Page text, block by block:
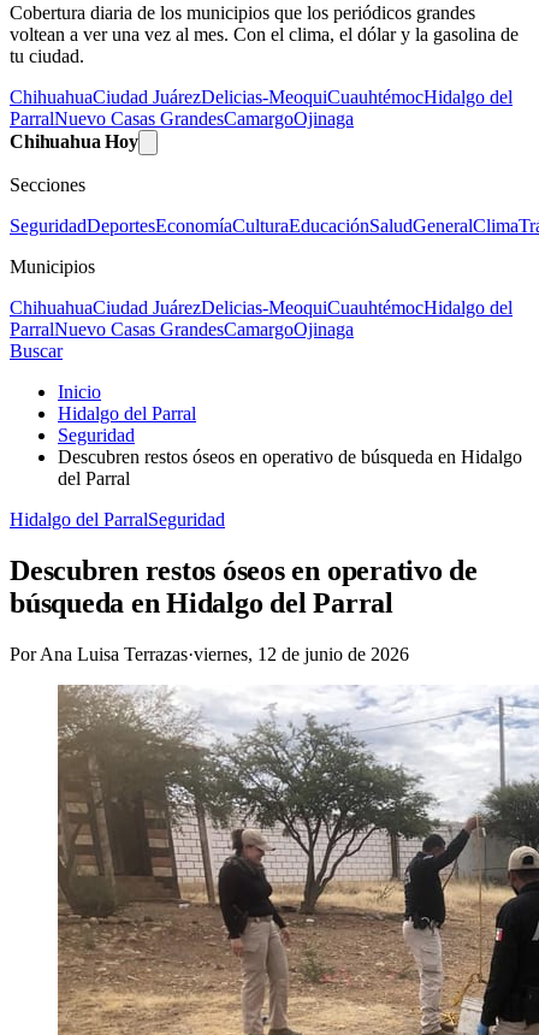
Cobertura diaria de los municipios que los periódicos grandes
voltean a ver una vez al mes. Con el clima, el dólar y la gasolina de
tu ciudad.
ChihuahuaCiudad JuárezDelicias-MeoquiCuauhtémocHidalgo del
ParralNuevo Casas GrandesCamargoOjinaga
Chihuahua Hoy
Secciones
SeguridadDeportesEconomíaCulturaEducaciónSaludGeneralClima
Municipios
ChihuahuaCiudad JuárezDelicias-MeoquiCuauhtémocHidalgo del
ParralNuevo Casas GrandesCamargoOjinaga
Buscar
Inicio
Hidalgo del Parral
Seguridad
Descubren restos óseos en operativo de búsqueda en Hidalgo
del Parral
Hidalgo del ParralSeguridad
Descubren restos óseos en operativo de
búsqueda en Hidalgo del Parral
PorAna Luisa Terrazas·viernes, 12 de junio de 2026